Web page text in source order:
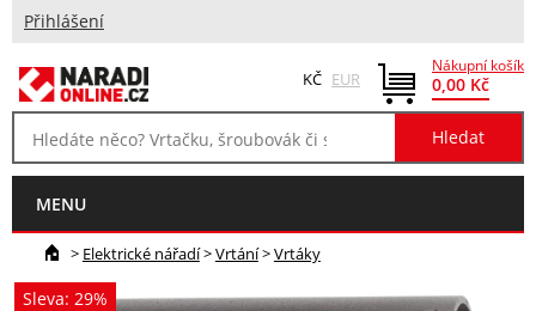
Přihlášení
Nákupní košík
0,00 Kč
KČ EUR
MENU
> Elektrické nářadí>Vrtání>Vrtáky
Sleva: 29%